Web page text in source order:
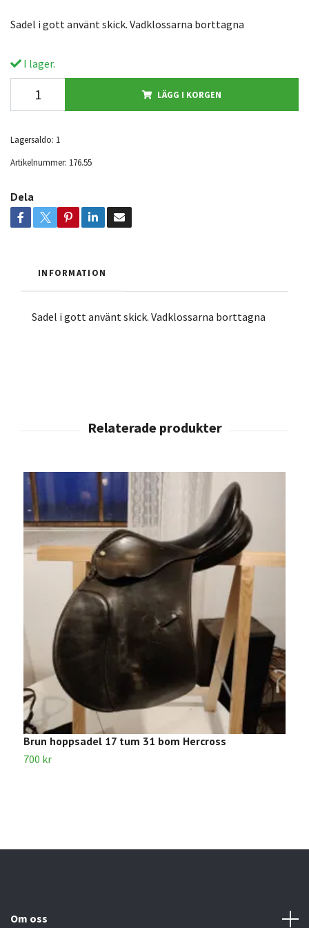
Sadel i gott använt skick. Vadklossarna borttagna
I lager.
LÄGG I KORGEN
Lagersaldo: 1
Artikelnummer: 176.55
Dela
INFORMATION
Sadel i gott använt skick. Vadklossarna borttagna
Brun hoppsadel 17 tum 31 bom Hercross
700 kr
Om oss